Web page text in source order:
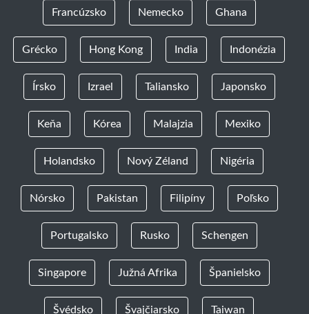
Francúzsko Nemecko Ghana
Grécko Hong Kong India Indonézia
Írsko Izrael Taliansko Japonsko
Keňa Kórea Malajzia Mexiko
Holandsko Nový Zéland Nigéria
Nórsko Pakistan Filipíny Poľsko
Portugalsko Rusko Schengen
Singapore Južná Afrika Španielsko
Švédsko Švajčiarsko Taiwan